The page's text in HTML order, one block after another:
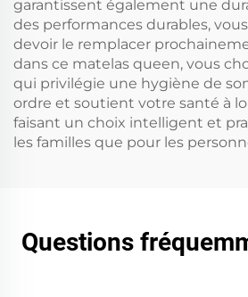
garantissent également une
des performances durables,
devoir le remplacer
dans ce matelas queen, vous
qui privilégie une hygiène de
ordre et soutient votre santé à
faisant un choix intelligent et
les familles que pour les
Questions